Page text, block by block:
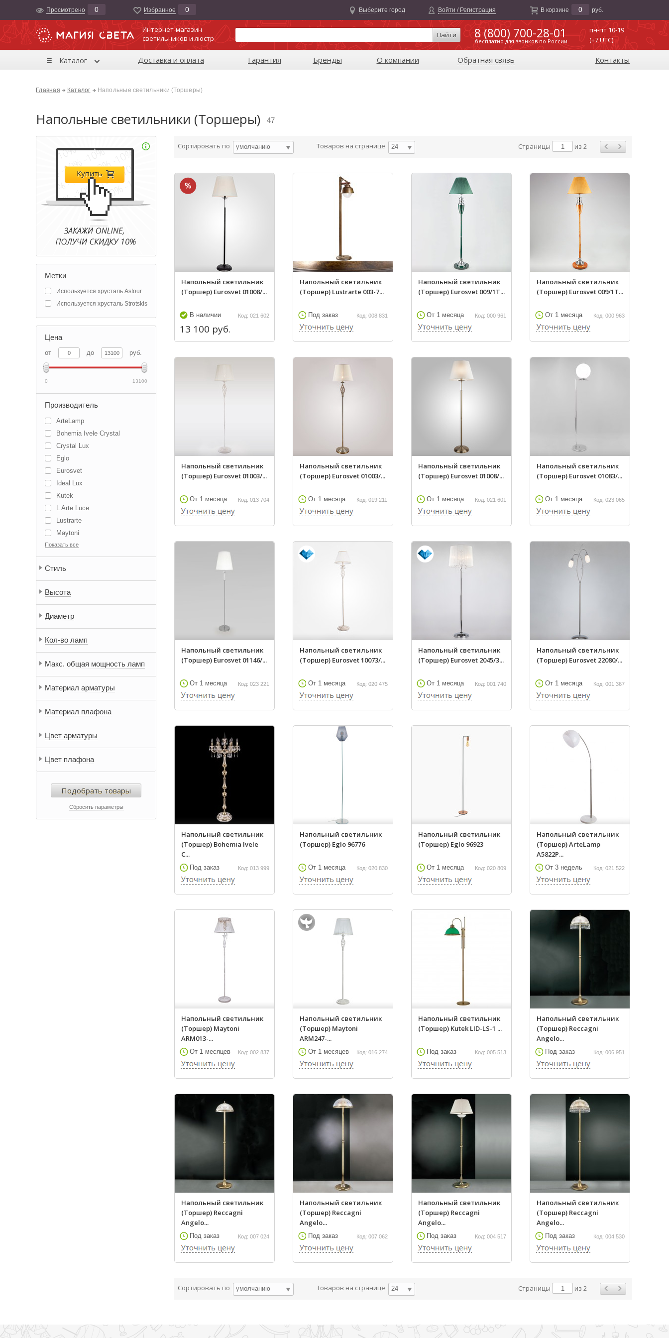
Просмотрено 0 Избранноe 0 Выберите город Войти / Регистрация В корзине 0 руб.
Интернет-магазин
светильников и люстр
Найти 8 (800) 700-28-01
бесплатно для звонков по России
пн-пт 10-19
(+7 UTC)
Каталог Доставка и оплата Гарантия Бренды О компании Обратная связь Контакты
Главная Каталог Напольные светильники (Торшеры)
Напольные светильники (Торшеры) 47
Метки
Используется хрусталь Asfour
Используется хрусталь Strotskis
Цена
от до руб.
0 13100
Производитель
ArteLamp
Bohemia Ivele Crystal
Crystal Lux
Eglo
Eurosvet
Ideal Lux
Kutek
L Arte Luce
Lustrarte
Maytoni
Odeon Light
Reccagni Angelo
Alfa
Blitz
Bogate`s
Flos
Italux
Leucos
Lussole
Ozcan
Показать все
Стиль
Высота
Диаметр
Кол-во ламп
Макс. общая мощность ламп
Материал арматуры
Материал плафона
Цвет арматуры
Цвет плафона
Подобрать товары
Сбросить параметры
Сортировать по умолчанию Товаров на странице 24 Страницы из 2
Напольный светильник
(Торшер) Eurosvet 01008/...
В наличии Код: 021 602
13 100 руб.
Напольный светильник
(Торшер) Lustrarte 003-7...
Под заказ Код: 008 831
Напольный светильник
(Торшер) Eurosvet 009/1T...
От 1 месяца Код: 000 961
Напольный светильник
(Торшер) Eurosvet 009/1T...
От 1 месяца Код: 000 963
Напольный светильник
(Торшер) Eurosvet 01003/...
От 1 месяца Код: 013 704
Напольный светильник
(Торшер) Eurosvet 01003/...
От 1 месяца Код: 019 211
Напольный светильник
(Торшер) Eurosvet 01008/...
От 1 месяца Код: 021 601
Напольный светильник
(Торшер) Eurosvet 01083/...
От 1 месяца Код: 023 065
Напольный светильник
(Торшер) Eurosvet 01146/...
От 1 месяца Код: 023 221
Напольный светильник
(Торшер) Eurosvet 10073/...
От 1 месяца Код: 020 475
Напольный светильник
(Торшер) Eurosvet 2045/3...
От 1 месяца Код: 001 740
Напольный светильник
(Торшер) Eurosvet 22080/...
От 1 месяца Код: 001 367
Напольный светильник
(Торшер) Bohemia Ivele
C...
Под заказ Код: 013 999
Напольный светильник
(Торшер) Eglo 96776
От 1 месяца Код: 020 830
Напольный светильник
(Торшер) Eglo 96923
От 1 месяца Код: 020 809
Напольный светильник
(Торшер) ArteLamp
A5822P...
От 3 недель Код: 021 522
Напольный светильник
(Торшер) Maytoni
ARM013-...
От 1 месяцев Код: 002 837
Напольный светильник
(Торшер) Maytoni
ARM247-...
От 1 месяцев Код: 016 274
Напольный светильник
(Торшер) Kutek LID-LS-1 ...
Под заказ Код: 005 513
Напольный светильник
(Торшер) Reccagni
Angelo...
Под заказ Код: 006 951
Напольный светильник
(Торшер) Reccagni
Angelo...
Под заказ Код: 007 024
Напольный светильник
(Торшер) Reccagni
Angelo...
Под заказ Код: 007 062
Напольный светильник
(Торшер) Reccagni
Angelo...
Под заказ Код: 004 517
Напольный светильник
(Торшер) Reccagni
Angelo...
Под заказ Код: 004 530
Сортировать по умолчанию Товаров на странице 24 Страницы из 2